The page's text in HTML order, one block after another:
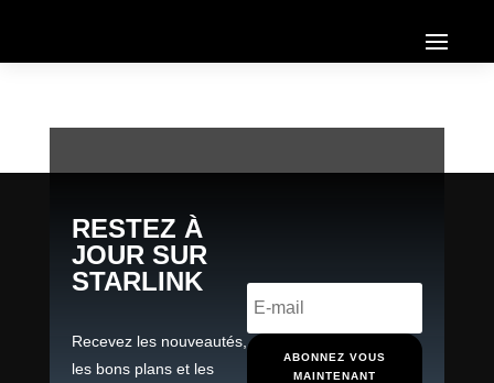
RESTEZ À
JOUR SUR
STARLINK
Recevez les nouveautés,
les bons plans et les
ABONNEZ VOUS
MAINTENANT